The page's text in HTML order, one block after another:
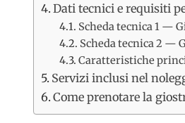
Dati tecnici e requisiti
Scheda tecnica 1 —
Scheda tecnica 2 —
Caratteristiche
Servizi inclusi nel
Come prenotare la